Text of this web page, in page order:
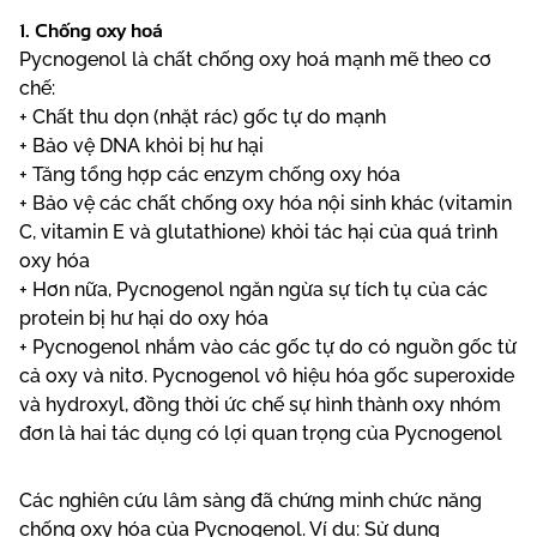
1. Chống oxy hoá
Pycnogenol là chất chống oxy hoá mạnh mẽ theo cơ
chế:
+ Chất thu dọn (nhặt rác) gốc tự do mạnh
+ Bảo vệ DNA khỏi bị hư hại
+ Tăng tổng hợp các enzym chống oxy hóa
+ Bảo vệ các chất chống oxy hóa nội sinh khác (vitamin
C, vitamin E và glutathione) khỏi tác hại của quá trình
oxy hóa
+ Hơn nữa, Pycnogenol ngăn ngừa sự tích tụ của các
protein bị hư hại do oxy hóa
+ Pycnogenol nhắm vào các gốc tự do có nguồn gốc từ
cả oxy và nitơ. Pycnogenol vô hiệu hóa gốc superoxide
và hydroxyl, đồng thời ức chế sự hình thành oxy nhóm
đơn là hai tác dụng có lợi quan trọng của Pycnogenol
Các nghiên cứu lâm sàng đã chứng minh chức năng
chống oxy hóa của Pycnogenol. Ví dụ: Sử dụng